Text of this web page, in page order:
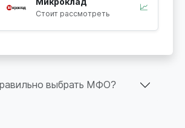
Стоит рассмотреть
📈
выбрать МФО?